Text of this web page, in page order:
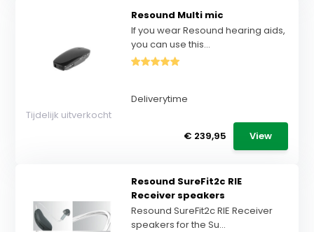
Resound Multi mic
If you wear Resound hearing aids,
you can use this...
Deliverytime
Tijdelijk uitverkocht
€ 239,95
View
Resound SureFit2c RIE
Receiver speakers
Resound SureFit2c RIE Receiver
speakers for the Su...